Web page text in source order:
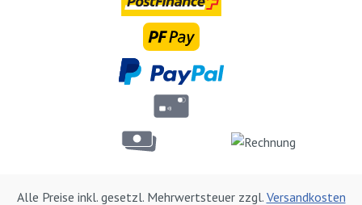
Alle Preise inkl. gesetzl. Mehrwertsteuer zzgl. Versandkosten